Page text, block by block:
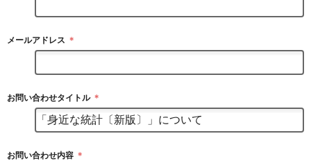
メールアドレス ＊
お問い合わせタイトル ＊
お問い合わせ内容 ＊